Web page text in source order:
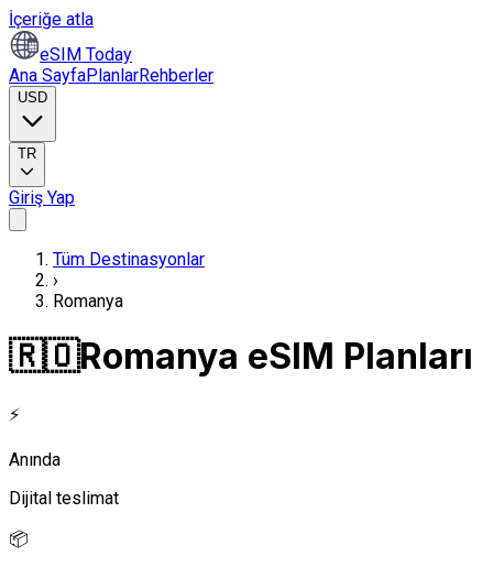
İçeriğe atla
eSIM Today
Ana SayfaPlanlarRehberler
USD
TR
Giriş Yap
Tüm Destinasyonlar
›
Romanya
🇷🇴Romanya eSIM Planları
⚡
Anında
Dijital teslimat
📦